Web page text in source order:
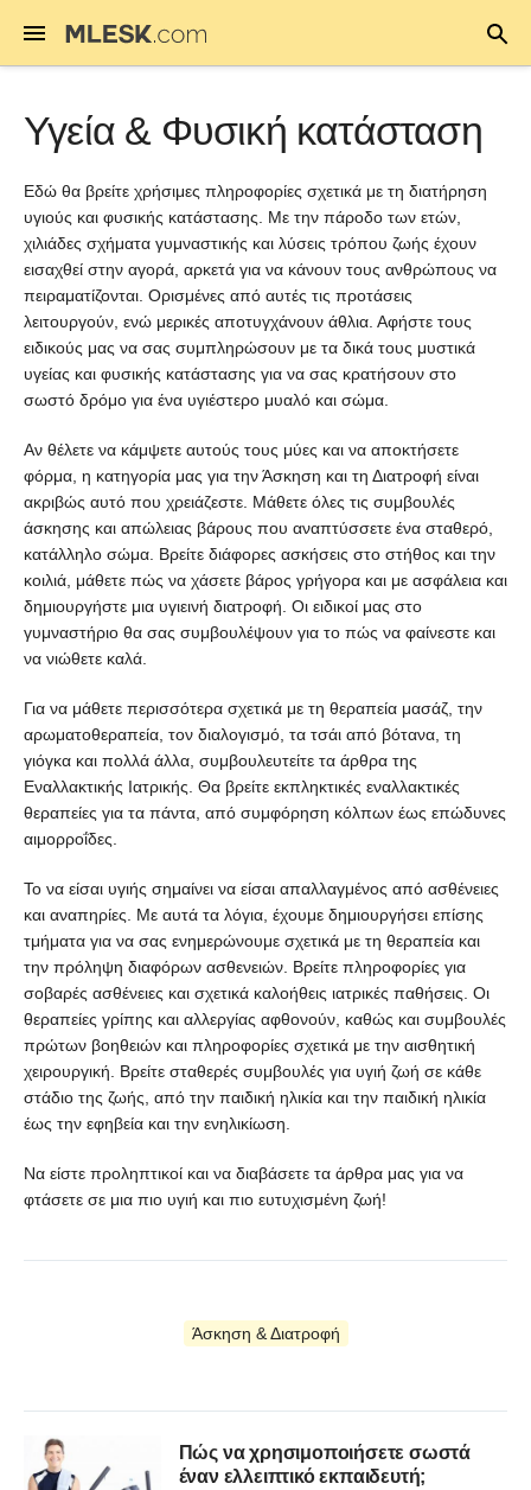
Υγεία & Φυσική κατάσταση
Εδώ θα βρείτε χρήσιμες πληροφορίες σχετικά με τη διατήρηση
υγιούς και φυσικής κατάστασης. Με την πάροδο των ετών,
χιλιάδες σχήματα γυμναστικής και λύσεις τρόπου ζωής έχουν
εισαχθεί στην αγορά, αρκετά για να κάνουν τους ανθρώπους να
πειραματίζονται. Ορισμένες από αυτές τις προτάσεις
λειτουργούν, ενώ μερικές αποτυγχάνουν άθλια. Αφήστε τους
ειδικούς μας να σας συμπληρώσουν με τα δικά τους μυστικά
υγείας και φυσικής κατάστασης για να σας κρατήσουν στο
σωστό δρόμο για ένα υγιέστερο μυαλό και σώμα.
Αν θέλετε να κάμψετε αυτούς τους μύες και να αποκτήσετε
φόρμα, η κατηγορία μας για την Άσκηση και τη Διατροφή είναι
ακριβώς αυτό που χρειάζεστε. Μάθετε όλες τις συμβουλές
άσκησης και απώλειας βάρους που αναπτύσσετε ένα σταθερό,
κατάλληλο σώμα. Βρείτε διάφορες ασκήσεις στο στήθος και την
κοιλιά, μάθετε πώς να χάσετε βάρος γρήγορα και με ασφάλεια και
δημιουργήστε μια υγιεινή διατροφή. Οι ειδικοί μας στο
γυμναστήριο θα σας συμβουλέψουν για το πώς να φαίνεστε και
να νιώθετε καλά.
Για να μάθετε περισσότερα σχετικά με τη θεραπεία μασάζ, την
αρωματοθεραπεία, τον διαλογισμό, τα τσάι από βότανα, τη
γιόγκα και πολλά άλλα, συμβουλευτείτε τα άρθρα της
Εναλλακτικής Ιατρικής. Θα βρείτε εκπληκτικές εναλλακτικές
θεραπείες για τα πάντα, από συμφόρηση κόλπων έως επώδυνες
αιμορροΐδες.
Το να είσαι υγιής σημαίνει να είσαι απαλλαγμένος από ασθένειες
και αναπηρίες. Με αυτά τα λόγια, έχουμε δημιουργήσει επίσης
τμήματα για να σας ενημερώνουμε σχετικά με τη θεραπεία και
την πρόληψη διαφόρων ασθενειών. Βρείτε πληροφορίες για
σοβαρές ασθένειες και σχετικά καλοήθεις ιατρικές παθήσεις. Οι
θεραπείες γρίπης και αλλεργίας αφθονούν, καθώς και συμβουλές
πρώτων βοηθειών και πληροφορίες σχετικά με την αισθητική
χειρουργική. Βρείτε σταθερές συμβουλές για υγιή ζωή σε κάθε
στάδιο της ζωής, από την παιδική ηλικία και την παιδική ηλικία
έως την εφηβεία και την ενηλικίωση.
Να είστε προληπτικοί και να διαβάσετε τα άρθρα μας για να
φτάσετε σε μια πιο υγιή και πιο ευτυχισμένη ζωή!
Άσκηση & Διατροφή
Πώς να χρησιμοποιήσετε σωστά
έναν ελλειπτικό εκπαιδευτή;